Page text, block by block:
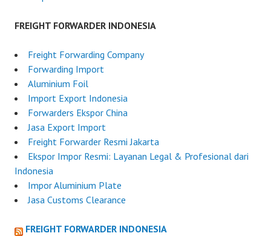
FREIGHT FORWARDER INDONESIA
Freight Forwarding Company
Forwarding Import
Aluminium Foil
Import Export Indonesia
Forwarders Ekspor China
Jasa Export Import
Freight Forwarder Resmi Jakarta
Ekspor Impor Resmi: Layanan Legal & Profesional dari
Indonesia
Impor Aluminium Plate
Jasa Customs Clearance
FREIGHT FORWARDER INDONESIA